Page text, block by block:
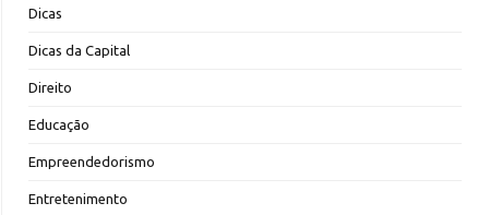
Dicas
Dicas da Capital
Direito
Educação
Empreendedorismo
Entretenimento